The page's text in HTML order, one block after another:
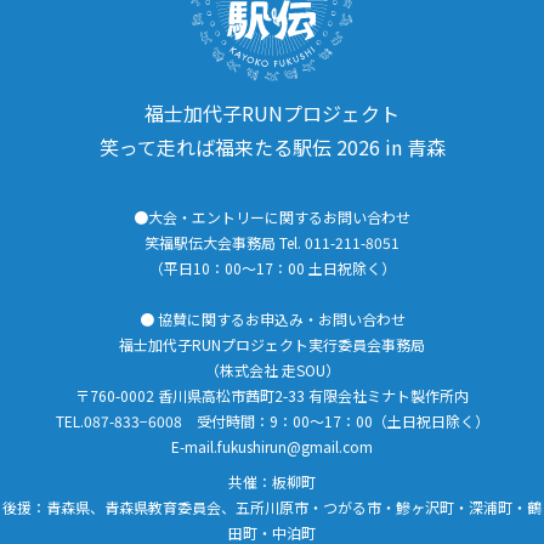
福士加代子RUNプロジェクト
笑って走れば福来たる駅伝 2026 in 青森
●大会・エントリーに関するお問い合わせ
笑福駅伝大会事務局 Tel. 011-211-8051
（平日10：00～17：00 土日祝除く）
● 協賛に関するお申込み・お問い合わせ
福士加代子RUNプロジェクト実行委員会事務局
（株式会社 走SOU）
〒760-0002 香川県高松市茜町2-33 有限会社ミナト製作所内
TEL.087-833−6008 受付時間：9：00〜17：00（土日祝日除く）
E-mail.fukushirun@gmail.com
共催：板柳町
後援：青森県、青森県教育委員会、五所川原市・つがる市・鰺ヶ沢町・深浦町・鶴
田町・中泊町